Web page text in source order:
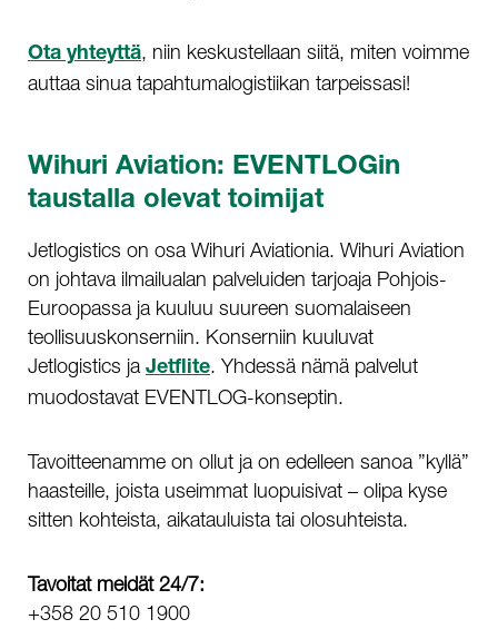
Ota yhteyttä, niin keskustellaan siitä, miten voimme
auttaa sinua tapahtumalogistiikan tarpeissasi!
Wihuri Aviation: EVENTLOGin
taustalla olevat toimijat
Jetlogistics on osa Wihuri Aviationia. Wihuri Aviation
on johtava ilmailualan palveluiden tarjoaja Pohjois-
Euroopassa ja kuuluu suureen suomalaiseen
teollisuuskonserniin. Konserniin kuuluvat
Jetlogistics ja Jetflite. Yhdessä nämä palvelut
muodostavat EVENTLOG-konseptin.
Tavoitteenamme on ollut ja on edelleen sanoa ”kyllä”
haasteille, joista useimmat luopuisivat – olipa kyse
sitten kohteista, aikatauluista tai olosuhteista.
Tavoitat meidät 24/7:
+358 20 510 1900